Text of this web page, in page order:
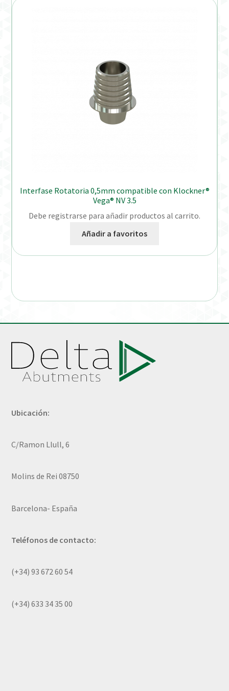
Interfase Rotatoria 0,5mm compatible con Klockner®
Vega® NV 3.5
Debe registrarse para añadir productos al carrito.
Añadir a favoritos
Ubicación:
C/Ramon Llull, 6
Molins de Rei 08750
Barcelona- España
Teléfonos de contacto:
(+34) 93 672 60 54
(+34) 633 34 35 00